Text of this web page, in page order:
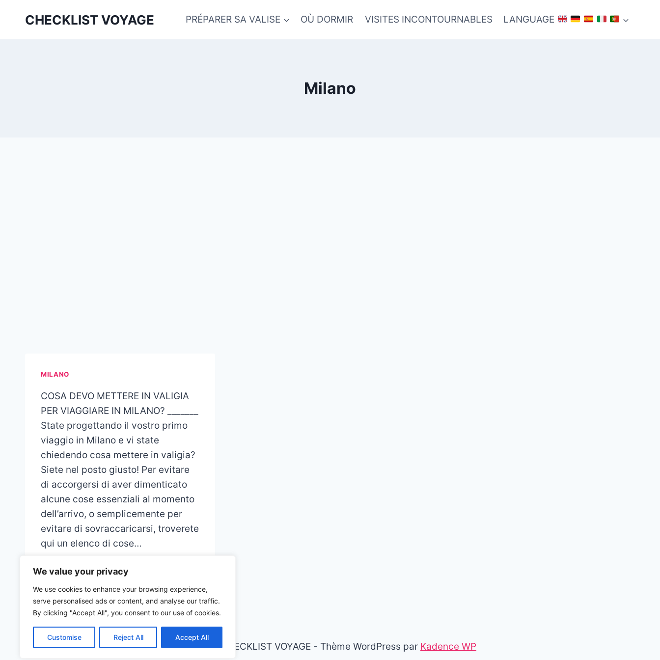
We value your privacy
We use cookies to enhance your browsing experience,
serve personalised ads or content, and analyse our traffic.
By clicking "Accept All", you consent to our use of cookies.
Customise Reject All Accept All
CHECKLIST VOYAGE PRÉPARER SA VALISE OÙ DORMIR VISITES INCONTOURNABLES LANGUAGE
Milano
MILANO
COSA DEVO METTERE IN VALIGIA
PER VIAGGIARE IN MILANO? _______
State progettando il vostro primo
viaggio in Milano e vi state
chiedendo cosa mettere in valigia?
Siete nel posto giusto! Per evitare
di accorgersi di aver dimenticato
alcune cose essenziali al momento
dell’arrivo, o semplicemente per
evitare di sovraccaricarsi, troverete
qui un elenco di cose…
© 2026 CHECKLIST VOYAGE - Thème WordPress par Kadence WP